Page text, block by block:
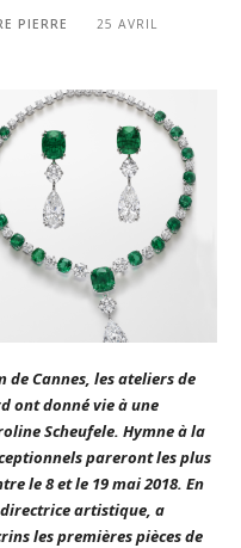
PIERRE
25 AVRIL
de Cannes, les ateliers de
ont donné vie à une
Scheufele. Hymne à la
pareront les plus
le 8 et le 19 mai 2018. En
artistique, a
les premières pièces de